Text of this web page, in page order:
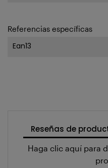
Referencias específicas
Ean13
Reseñas de
Haga clic aquí para